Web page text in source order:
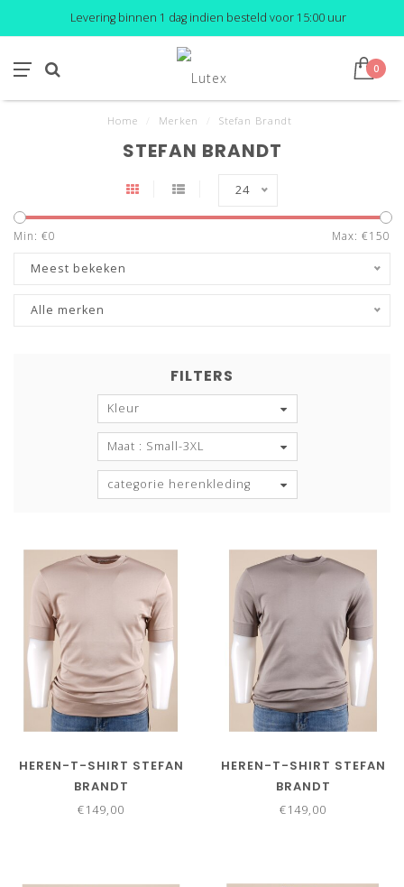
Levering binnen 1 dag indien besteld voor 15:00 uur
0
Home Merken Stefan Brandt
STEFAN BRANDT
24
Min: €0 Max: €150
Meest bekeken
Alle merken
FILTERS
Kleur
Maat : Small-3XL
categorie herenkleding
HEREN-T-SHIRT STEFAN
BRANDT
€149,00
HEREN-T-SHIRT STEFAN
BRANDT
€149,00